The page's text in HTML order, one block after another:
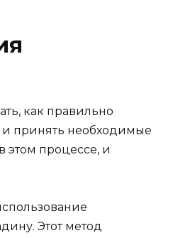
как правильно
и принять необходимые
этом процессе, и
Этот метод